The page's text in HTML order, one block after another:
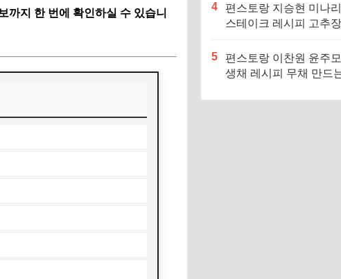
까지 한 번에 확인하실 수 있습니
4
편스토랑 지승현 미나
스테이크 레시피 고추
5
편스토랑 이찬원 윤주
생채 레시피 무채 만드